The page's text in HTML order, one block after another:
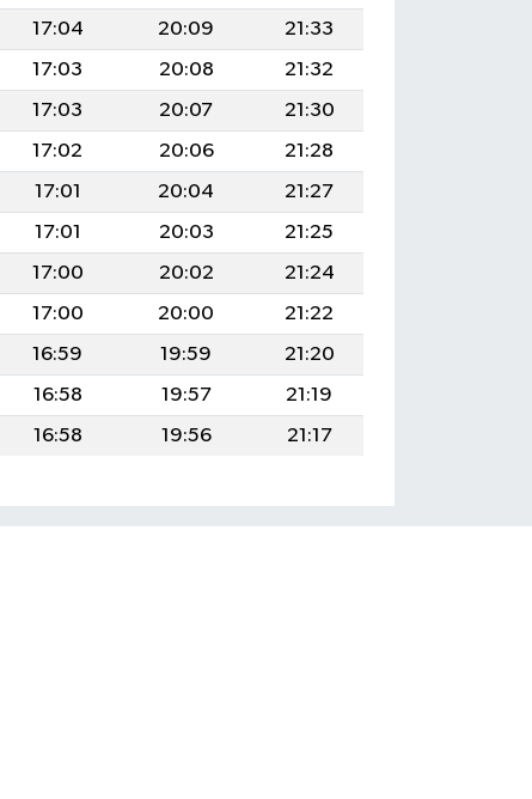
17:04 20:09
21:33
17:03 20:08
21:32
17:03 20:07
21:30
17:02 20:06
21:28
17:01 20:04
21:27
17:01 20:03
21:25
17:00 20:02
21:24
17:00 20:00
21:22
16:59 19:59
21:20
16:58 19:57
21:19
16:58 19:56 21:17